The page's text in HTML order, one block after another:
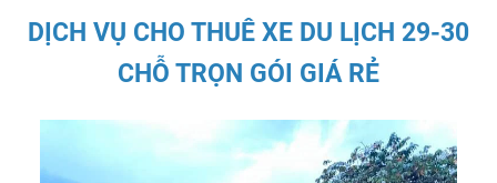
DỊCH VỤ CHO THUÊ XE DU LỊCH 29-30
CHỖ TRỌN GÓI GIÁ RẺ